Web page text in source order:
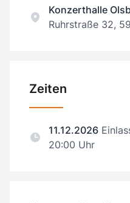
Konzerthalle
Ruhrstraße 32,
Zeiten
11.12.2026
20:00 Uhr